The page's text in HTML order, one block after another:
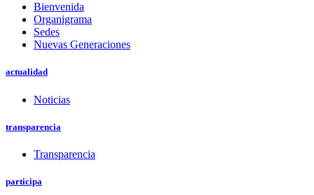
Bienvenida
Organigrama
Sedes
Nuevas Generaciones
actualidad
Noticias
transparencia
Transparencia
participa